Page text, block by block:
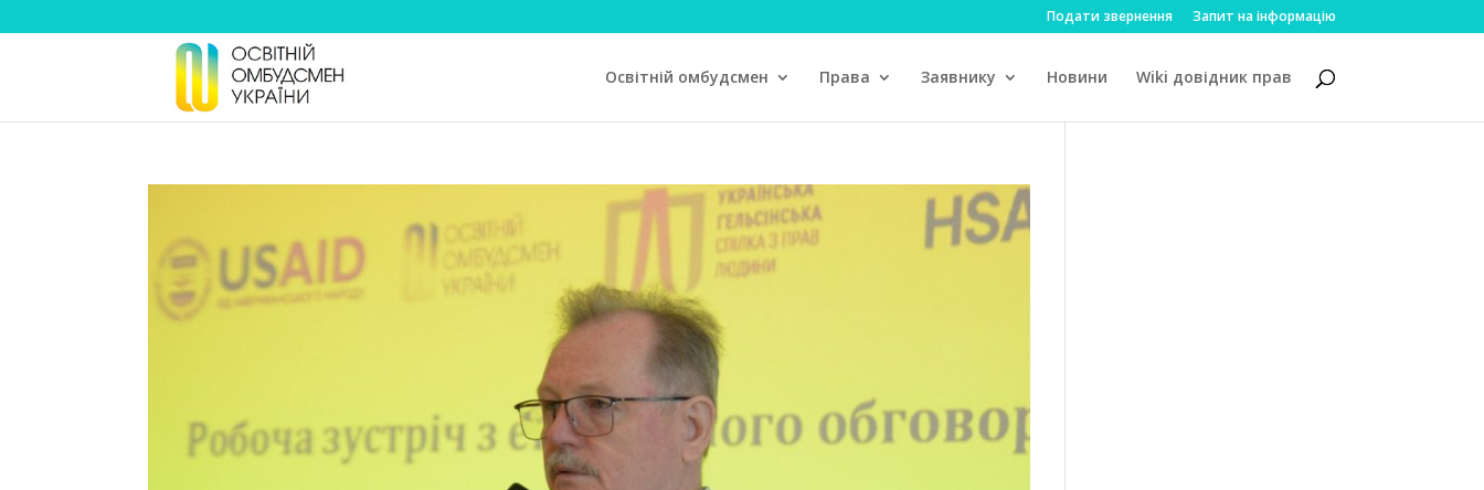
Подати звернення Запит на інформацію
Освітній омбудсмен Права Заявнику Новини Wiki довідник прав